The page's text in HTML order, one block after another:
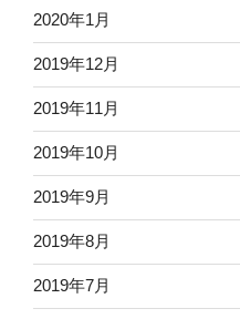
2020年1月
2019年12月
2019年11月
2019年10月
2019年9月
2019年8月
2019年7月